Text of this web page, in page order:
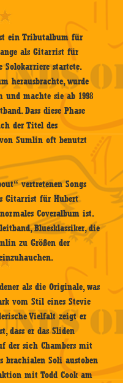
ein Tributalbum für
als Gitarrist für
Solokarriere startete.
herausbrachte, wurde
und machte sie ab 1998
Dass diese Phase
der Titel des
Sumlin oft benutzt
vertretenen Songs
Gitarrist für Hubert
Coveralbum ist.
Bluesklassiker, die
zu Größen der
als die Originale, was
vom Stil eines Stevie
Vielfalt zeigt er
dass er das Sliden
der sich Chambers mit
brachialen Soli austoben
mit Todd Cook am